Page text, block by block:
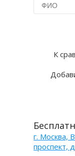
К
г. Москва,
проспект,